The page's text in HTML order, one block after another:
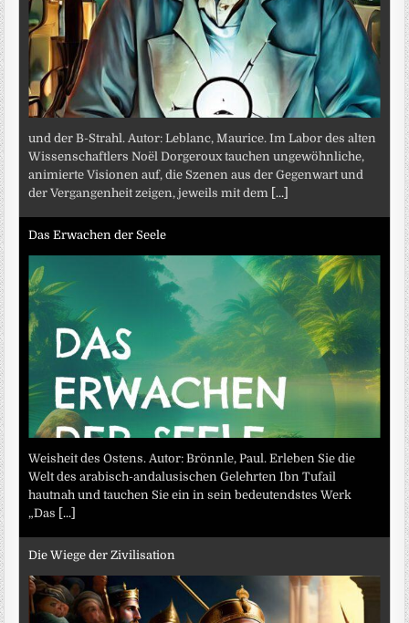
und der B-Strahl. Autor: Leblanc, Maurice. Im Labor des alten
Wissenschaftlers Noël Dorgeroux tauchen ungewöhnliche,
animierte Visionen auf, die Szenen aus der Gegenwart und
der Vergangenheit zeigen, jeweils mit dem
[...]
Das Erwachen der Seele
Weisheit des Ostens. Autor: Brönnle, Paul. Erleben Sie die
Welt des arabisch-andalusischen Gelehrten Ibn Tufail
hautnah und tauchen Sie ein in sein bedeutendstes Werk
„Das
[...]
Die Wiege der Zivilisation